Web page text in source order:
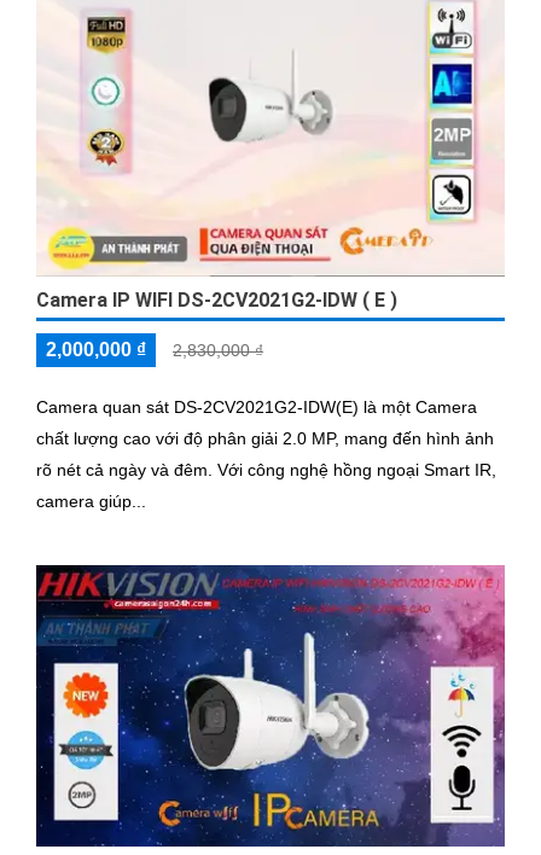
Camera IP WIFI DS-2CV2021G2-IDW ( E )
2,000,000 ₫ 2,830,000 ₫
Camera quan sát DS-2CV2021G2-IDW(E) là một Camera
chất lượng cao với độ phân giải 2.0 MP, mang đến hình ảnh
rõ nét cả ngày và đêm. Với công nghệ hồng ngoại Smart IR,
camera giúp...